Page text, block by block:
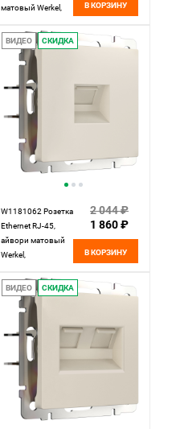
матовый Werkel,
В КОРЗИНУ
ВИДЕО СКИДКА
W1181062 Розетка
Ethernet RJ-45,
айвори матовый
Werkel,
2 044 ₽
1 860 ₽
В КОРЗИНУ
ВИДЕО СКИДКА